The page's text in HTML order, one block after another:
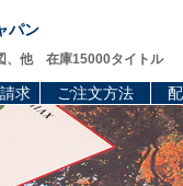
パン
、他 在庫15000タイトル
求 ご注文方法